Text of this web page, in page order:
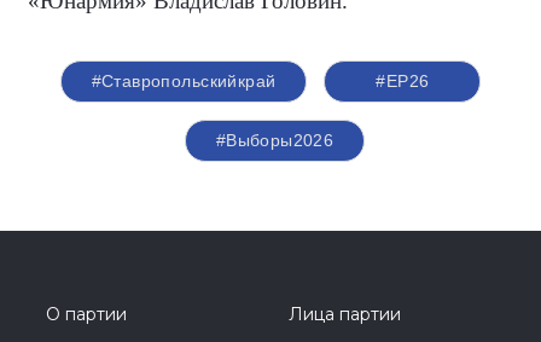
#Ставропольскийкрай #ЕР26
#Выборы2026
О партии
Лица партии